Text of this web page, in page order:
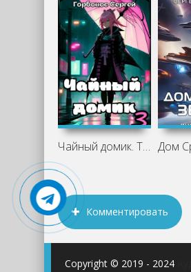
Чайный домик. Том 3 - Сергей Горбонос
Комментировать
Copyright © 2019 - 2024